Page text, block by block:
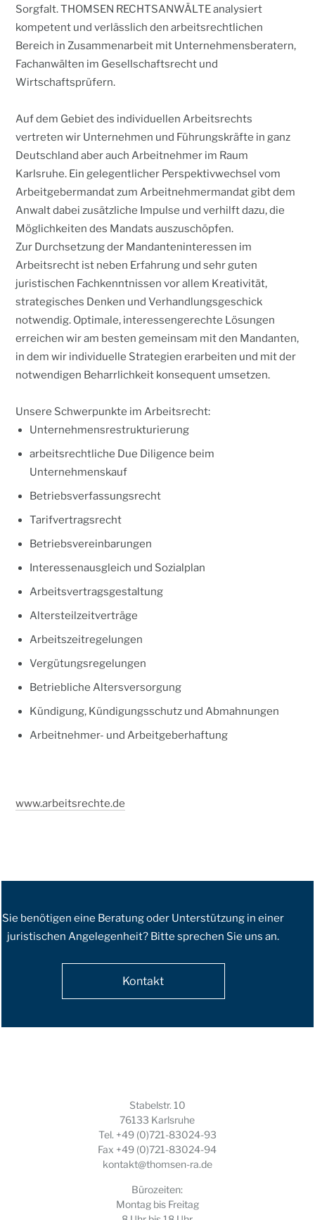
Sorgfalt. THOMSEN RECHTSANWÄLTE analysiert
kompetent und verlässlich den arbeitsrechtlichen
Bereich in Zusammenarbeit mit Unternehmensberatern,
Fachanwälten im Gesellschaftsrecht und
Wirtschaftsprüfern.
Auf dem Gebiet des individuellen Arbeitsrechts
vertreten wir Unternehmen und Führungskräfte in ganz
Deutschland aber auch Arbeitnehmer im Raum
Karlsruhe. Ein gelegentlicher Perspektivwechsel vom
Arbeitgebermandat zum Arbeitnehmermandat gibt dem
Anwalt dabei zusätzliche Impulse und verhilft dazu, die
Möglichkeiten des Mandats auszuschöpfen.
Zur Durchsetzung der Mandanteninteressen im
Arbeitsrecht ist neben Erfahrung und sehr guten
juristischen Fachkenntnissen vor allem Kreativität,
strategisches Denken und Verhandlungsgeschick
notwendig. Optimale, interessengerechte Lösungen
erreichen wir am besten gemeinsam mit den Mandanten,
in dem wir individuelle Strategien erarbeiten und mit der
notwendigen Beharrlichkeit konsequent umsetzen.
Unsere Schwerpunkte im Arbeitsrecht:
Unternehmensrestrukturierung
arbeitsrechtliche Due Diligence beim
Unternehmenskauf
Betriebsverfassungsrecht
Tarifvertragsrecht
Betriebsvereinbarungen
Interessenausgleich und Sozialplan
Arbeitsvertragsgestaltung
Altersteilzeitverträge
Arbeitszeitregelungen
Vergütungsregelungen
Betriebliche Altersversorgung
Kündigung, Kündigungsschutz und Abmahnungen
Arbeitnehmer- und Arbeitgeberhaftung
www.arbeitsrechte.de
Sie benötigen eine Beratung oder Unterstützung in einer
juristischen Angelegenheit? Bitte sprechen Sie uns an.
Kontakt
Stabelstr. 10
76133 Karlsruhe
Tel. +49 (0)721-83024-93
Fax +49 (0)721-83024-94
kontakt@thomsen-ra.de
Bürozeiten:
Montag bis Freitag